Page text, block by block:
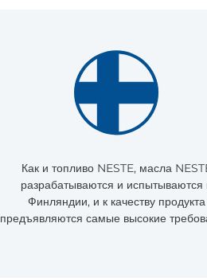
Как и топливо NESTE, масла
разрабатываются и испытываются
Финляндии, и к качеству продукта
предъявляются самые высокие